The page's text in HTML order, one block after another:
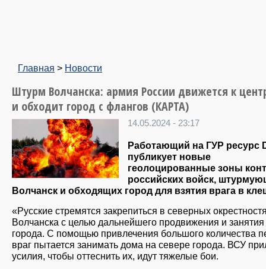
Главная > Новости
Штурм Волчанска: армия России движется к
и обходит город с флангов (КАРТА)
14.05.2024 - 23:17
Работающий на ГУР ресурс
публикует новые
геолоцированные зоны
российских войск,
Волчанск и обходящих город для взятия врага в
«Русские стремятся закрепиться в северных
Волчанска с целью дальнейшего продвижения и занятия
города. С помощью привлечения большого количества
враг пытается занимать дома на севере города. ВСУ
усилия, чтобы оттеснить их, идут тяжелые бои.